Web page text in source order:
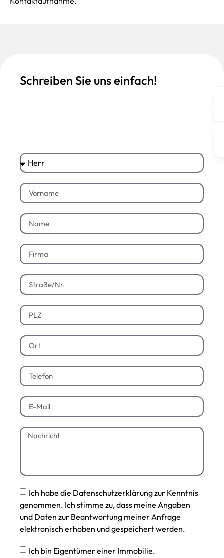
Schreiben Sie uns einfach!
Ich habe die Datenschutzerklärung zur Kenntnis
genommen. Ich stimme zu, dass meine Angaben
und Daten zur Beantwortung meiner Anfrage
elektronisch erhoben und gespeichert werden.
Ich bin Eigentümer einer Immobilie.